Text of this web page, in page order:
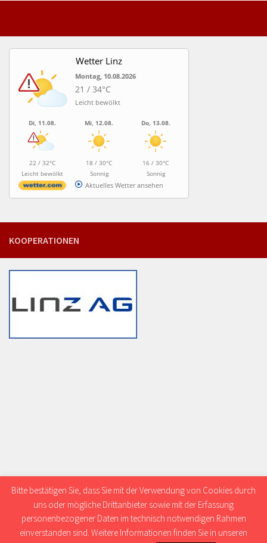
Wetter Linz
Montag, 10.08.2026
21 / 34°C
Leicht bewölkt
Di, 11.08.
22 / 32°C
Leicht bewölkt
Mi, 12.08.
18 / 30°C
Sonnig
Do, 13.08.
16 / 30°C
Sonnig
Aktuelles Wetter ansehen
KOOPERATIONEN
Bitte bestätigen Sie, dass Sie mit der Verwendung von Cookies durch
uns oder mögliche Drittanbieter sowie mit der Erfassung
personenbezogener Daten im technisch notwendigen Rahmen
einverstanden sind. Weitere Informationen finden Sie in unseren